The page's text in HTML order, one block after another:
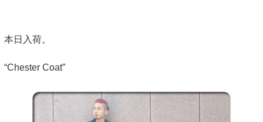
本日入荷。
“Chester Coat”